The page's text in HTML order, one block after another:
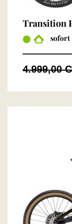
Transition
sofort
4.999,00